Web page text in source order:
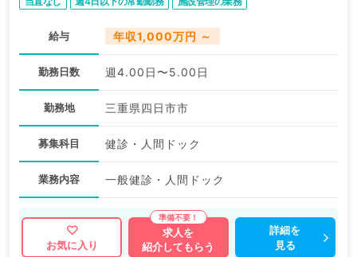
給与 年収1,000万円 ～
勤務日数 週4.00日〜5.00日
勤務地 三重県四日市市
募集科目 健診・人間ドック
業務内容 一般健診・人間ドック
お気に入り
求人を
紹介してもらう
詳細を
見る